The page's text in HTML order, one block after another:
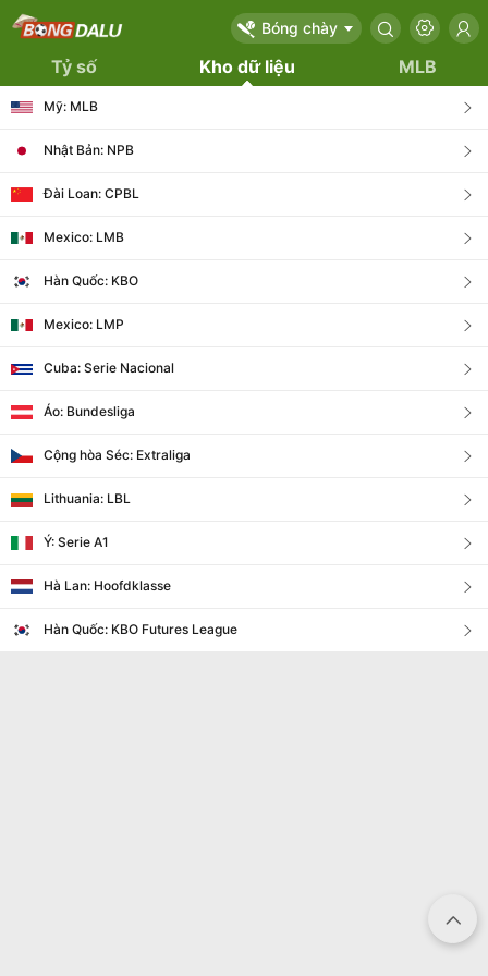
Bóng chày
Tỷ số Kho dữ liệu MLB
Mỹ: MLB
Nhật Bản: NPB
Đài Loan: CPBL
Mexico: LMB
Hàn Quốc: KBO
Mexico: LMP
Cuba: Serie Nacional
Áo: Bundesliga
Cộng hòa Séc: Extraliga
Lithuania: LBL
Ý: Serie A1
Hà Lan: Hoofdklasse
Hàn Quốc: KBO Futures League